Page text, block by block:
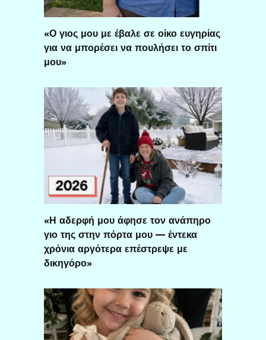
«Ο γιος μου με έβαλε σε οίκο ευγηρίας
για να μπορέσει να πουλήσει το σπίτι
μου»
«Η αδερφή μου άφησε τον ανάπηρο
γιο της στην πόρτα μου — έντεκα
χρόνια αργότερα επέστρεψε με
δικηγόρο»